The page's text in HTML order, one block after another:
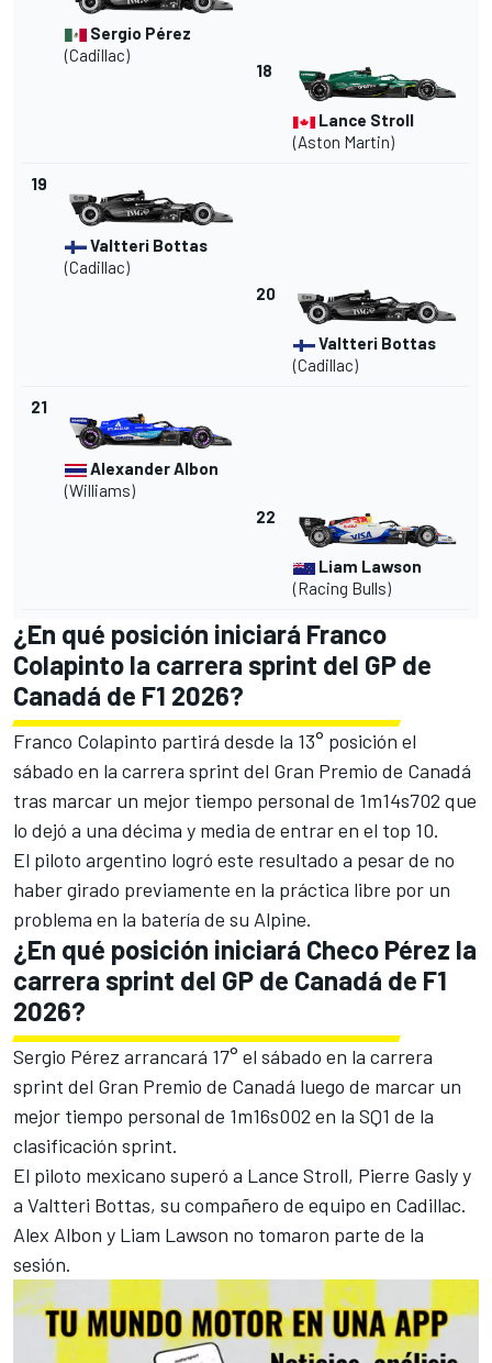
Sergio Pérez
(Cadillac)
18
Lance Stroll
(Aston Martin)
19
Valtteri Bottas
(Cadillac)
20
Valtteri Bottas
(Cadillac)
21
Alexander Albon
(Williams)
22
Liam Lawson
(Racing Bulls)
¿En qué posición iniciará Franco
Colapinto la carrera sprint del GP de
Canadá de F1 2026?
Franco Colapinto partirá desde la 13° posición el
sábado en la carrera sprint del Gran Premio de Canadá
tras marcar un mejor tiempo personal de 1m14s702 que
lo dejó a una décima y media de entrar en el top 10.
El piloto argentino logró este resultado a pesar de no
haber girado previamente en la práctica libre por un
problema en la batería de su Alpine.
¿En qué posición iniciará Checo Pérez la
carrera sprint del GP de Canadá de F1
2026?
Sergio Pérez arrancará 17° el sábado en la carrera
sprint del Gran Premio de Canadá luego de marcar un
mejor tiempo personal de 1m16s002 en la SQ1 de la
clasificación sprint.
El piloto mexicano superó a Lance Stroll, Pierre Gaslyy
a Valtteri Bottas, su compañero de equipo en Cadillac.
Alex Albon y Liam Lawson no tomaron parte de la
sesión.